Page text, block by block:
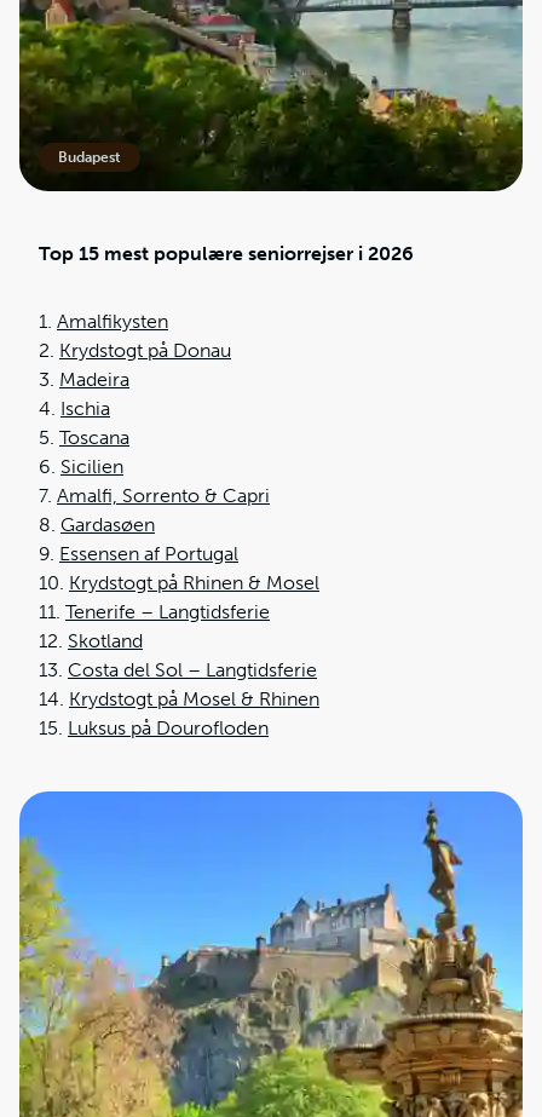
Budapest
Top 15 mest populære seniorrejser i 2026
1. Amalfikysten
2. Krydstogt på Donau
3. Madeira
4. Ischia
5. Toscana
6. Sicilien
7. Amalfi, Sorrento & Capri
8. Gardasøen
9. Essensen af Portugal
10. Krydstogt på Rhinen & Mosel
11. Tenerife – Langtidsferie
12. Skotland
13. Costa del Sol – Langtidsferie
14. Krydstogt på Mosel & Rhinen
15. Luksus på Dourofloden